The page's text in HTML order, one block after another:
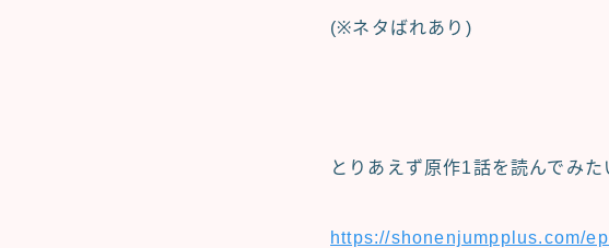
(※ネタばれあり)
とりあえず原作1話を読んでみた
https://shonenjumpplus.com/